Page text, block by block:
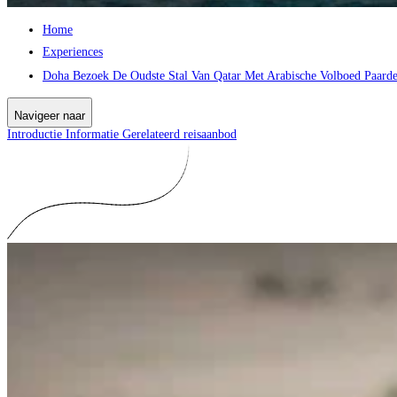
Home
Experiences
Doha Bezoek De Oudste Stal Van Qatar Met Arabische Volboed
Navigeer naar
Introductie Informatie Gerelateerd reisaanbod